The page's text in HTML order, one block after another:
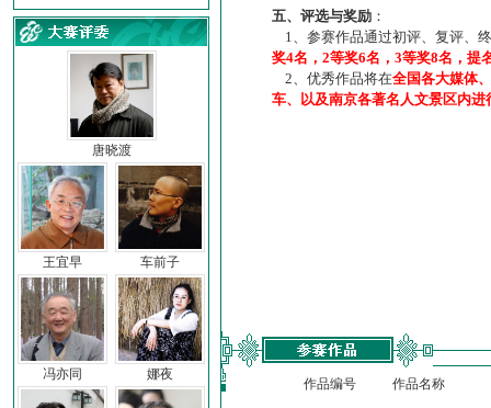
唐晓渡
王宜早 车前子
冯亦同 娜夜
五、评选与奖励 ：
1、参赛作品通过初评、复评、
奖4名，2等奖6名，3等奖8名，提
2、优秀作品将在全国各大媒体
车、以及南京各著名人文景区内进
作品编号 作品名称